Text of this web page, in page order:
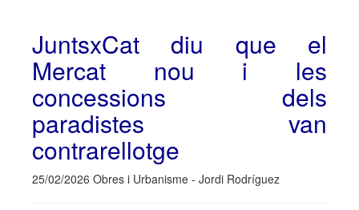
JuntsxCat diu que el
Mercat nou i les
concessions dels
paradistes van
contrarellotge
25/02/2026 Obres i Urbanisme - Jordi Rodríguez